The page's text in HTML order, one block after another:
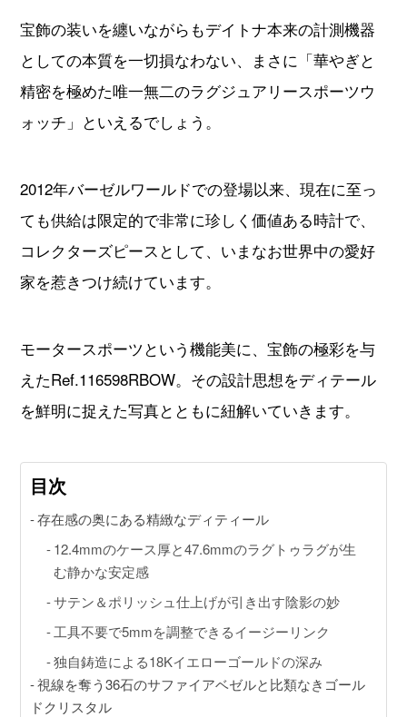
SNS
GINZA RASINオンラインショップ
GINZA RASIN買取サイト
運営会社
宝飾の装いを纏いながらもデイトナ本来の計測機器
としての本質を一切損なわない、まさに「華やぎと
精密を極めた唯一無二のラグジュアリースポーツウ
ォッチ」といえるでしょう。
2012年バーゼルワールドでの登場以来、現在に至っ
ても供給は限定的で非常に珍しく価値ある時計で、
コレクターズピースとして、いまなお世界中の愛好
家を惹きつけ続けています。
モータースポーツという機能美に、宝飾の極彩を与
えたRef.116598RBOW。その設計思想をディテール
を鮮明に捉えた写真とともに紐解いていきます。
目次
存在感の奥にある精緻なディティール
12.4mmのケース厚と47.6mmのラグトゥラグが生
む静かな安定感
サテン＆ポリッシュ仕上げが引き出す陰影の妙
工具不要で5mmを調整できるイージーリンク
独自鋳造による18Kイエローゴールドの深み
視線を奪う36石のサファイアベゼルと比類なきゴール
ドクリスタル